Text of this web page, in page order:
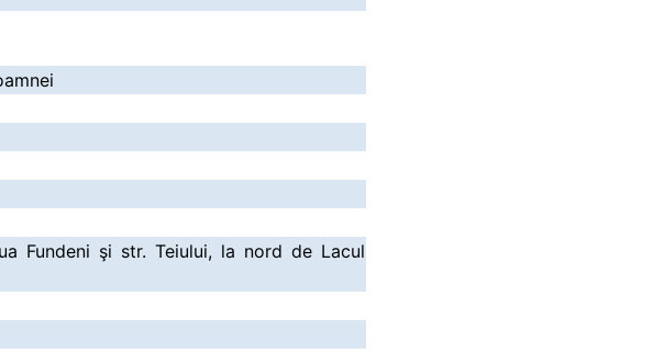
Fundeni şi str. Teiului, la nord de Lacul